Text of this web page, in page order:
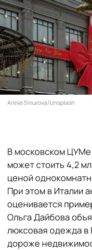
Annie Smurova/Unsplash
В московском
может стоить 4,2
ценой
При этом в Италии
оценивается
Ольга Дайбова
люксовая одежда в
дороже